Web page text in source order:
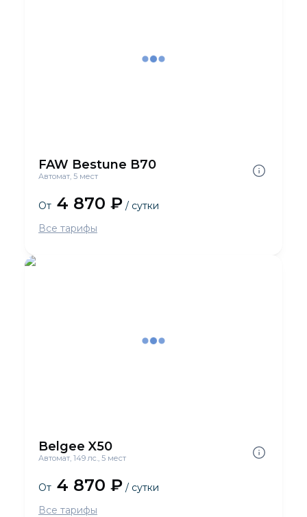
FAW Bestune B70
Автомат, 5 мест
От 4 870 ₽ / сутки
Все тарифы
Belgee X50
Автомат, 149 лс., 5 мест
От 4 870 ₽ / сутки
Все тарифы